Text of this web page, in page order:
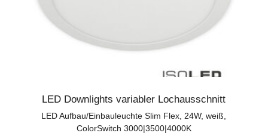
LED Downlights variabler Lochausschnitt
LED Aufbau/Einbauleuchte Slim Flex, 24W, weiß,
ColorSwitch 3000|3500|4000K